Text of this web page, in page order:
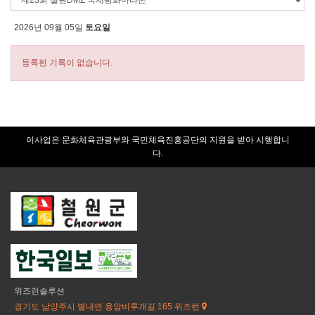
2026년 09월 05일 토요일
등록된 기록이 없습니다.
이사업은 문화체육관광부와 국민체육진흥공단의 지원을 받아 시행합니
다.
위즈런솔루션
경기도 남양주시 별내면 용암비루개길 165 위즈런